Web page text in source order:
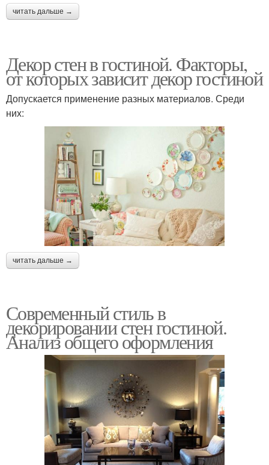
читать дальше →
Декор стен в гостиной. Факторы,
от которых зависит декор гостиной
Допускается применение разных материалов. Среди
них:
читать дальше →
Современный стиль в
декорировании стен гостиной.
Анализ общего оформления